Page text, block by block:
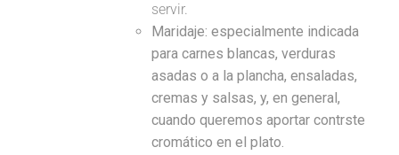
servir.
Maridaje: especialmente indicada
para carnes blancas, verduras
asadas o a la plancha, ensaladas,
cremas y salsas, y, en general,
cuando queremos aportar contrste
cromático en el plato.